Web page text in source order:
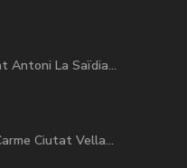
Antoni La Saïdia...
Ciutat Vella...